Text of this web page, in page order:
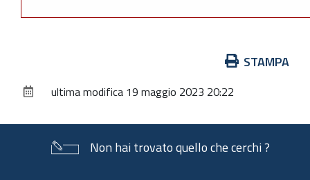
documento
STAMPA
ultima modifica 19 maggio 2023 20:22
Non hai trovato quello che cerchi ?